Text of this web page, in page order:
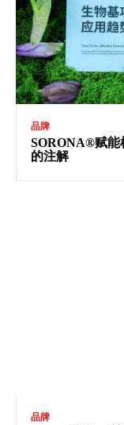
品牌
SORONA®赋能
的注解
品牌